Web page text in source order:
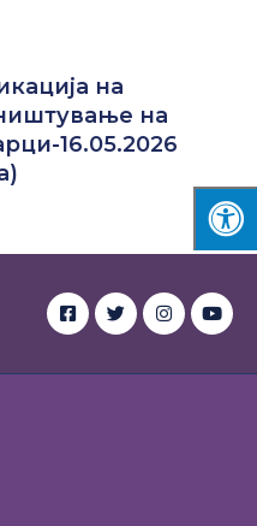
на
на
16.05.2026